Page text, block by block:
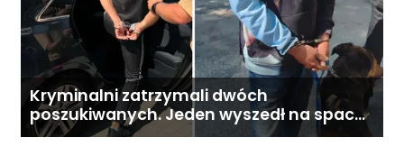
Kryminalni zatrzymali dwóch
poszukiwanych. Jeden wyszedł na spacer,
drugi ukrywał się pod łóżkiem